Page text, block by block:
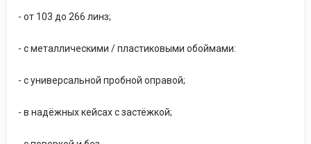
- от 103 до 266 линз;
- с металлическими / пластиковыми обоймами:
- с универсальной пробной оправой;
- в надёжных кейсах с застёжкой;